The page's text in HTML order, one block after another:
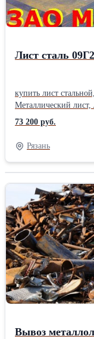
Лист сталь
купить лист
Металлический лист,
Отгрузка по
складах. Возможна
листа, уточняйте у
от 1.5 мм до 120мм.
листа , уточняйте у
изготовление
арматура, арматура
круглая труба,
швеллер , уголок .
Сертификаты на
Металл можно
с организациями и
.Производитель:
09Г2C Вид
Страна-
73 200 руб.
Рязань
Вывоз